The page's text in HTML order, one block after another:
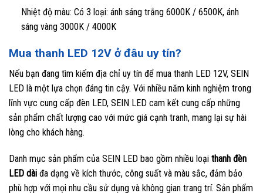
Nhiệt độ màu: Có 3 loại: ánh sáng trắng 6000K / 6500K, ánh
sáng vàng 3000K / 4000K
Mua thanh LED 12V ở đâu uy tín?
Nếu bạn đang tìm kiếm địa chỉ uy tín để mua thanh LED 12V, SEIN
LED là một lựa chọn đáng tin cậy. Với nhiều năm kinh nghiệm trong
lĩnh vực cung cấp đèn LED, SEIN LED cam kết cung cấp những
sản phẩm chất lượng cao với mức giá cạnh tranh, mang lại sự hài
lòng cho khách hàng.
Danh mục sản phẩm của SEIN LED bao gồm nhiều loại thanh đèn
LED dài đa dạng về kích thước, công suất và màu sắc, đảm bảo
phù hợp với mọi nhu cầu sử dụng và không gian trang trí. Sản phẩm